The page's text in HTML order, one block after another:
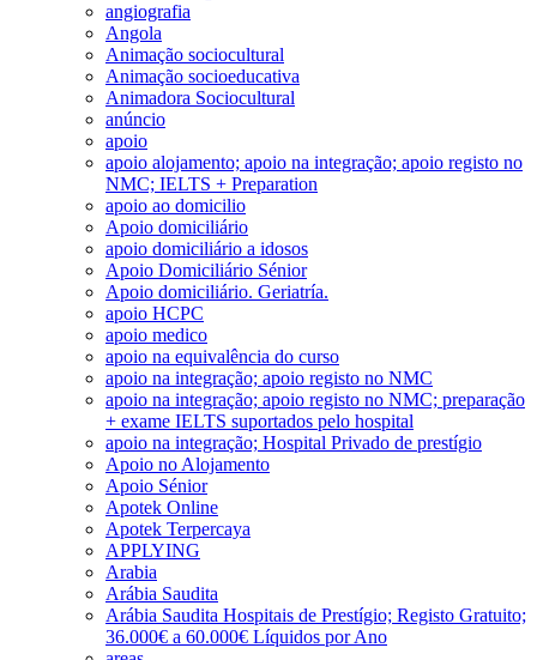
angiografia
Angola
Animação sociocultural
Animação socioeducativa
Animadora Sociocultural
anúncio
apoio
apoio alojamento; apoio na integração; apoio registo no
NMC; IELTS + Preparation
apoio ao domicilio
Apoio domiciliário
apoio domiciliário a idosos
Apoio Domiciliário Sénior
Apoio domiciliário. Geriatría.
apoio HCPC
apoio medico
apoio na equivalência do curso
apoio na integração; apoio registo no NMC
apoio na integração; apoio registo no NMC; preparação
+ exame IELTS suportados pelo hospital
apoio na integração; Hospital Privado de prestígio
Apoio no Alojamento
Apoio Sénior
Apotek Online
Apotek Terpercaya
APPLYING
Arabia
Arábia Saudita
Arábia Saudita Hospitais de Prestígio; Registo Gratuito;
36.000€ a 60.000€ Líquidos por Ano